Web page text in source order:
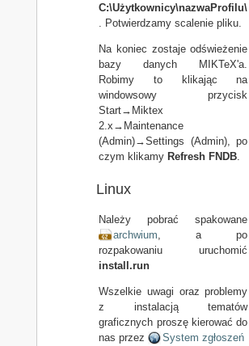
C:\Użytkownicy\nazwaProfilu\
. Potwierdzamy scalenie pliku.
Na koniec zostaje odświeżenie
bazy danych MIKTeX'a.
Robimy to klikając na
windowsowy przycisk
Start→Miktex
2.x→Maintenance
(Admin)→Settings (Admin), po
czym klikamyRefresh FNDB
Linux
Należy pobrać spakowane
archwium , a po
rozpakowaniu uruchomić
install.run
Wszelkie uwagi oraz problemy
z instalacją tematów
graficznych proszę kierować do
nas przez
System zgłoszeń